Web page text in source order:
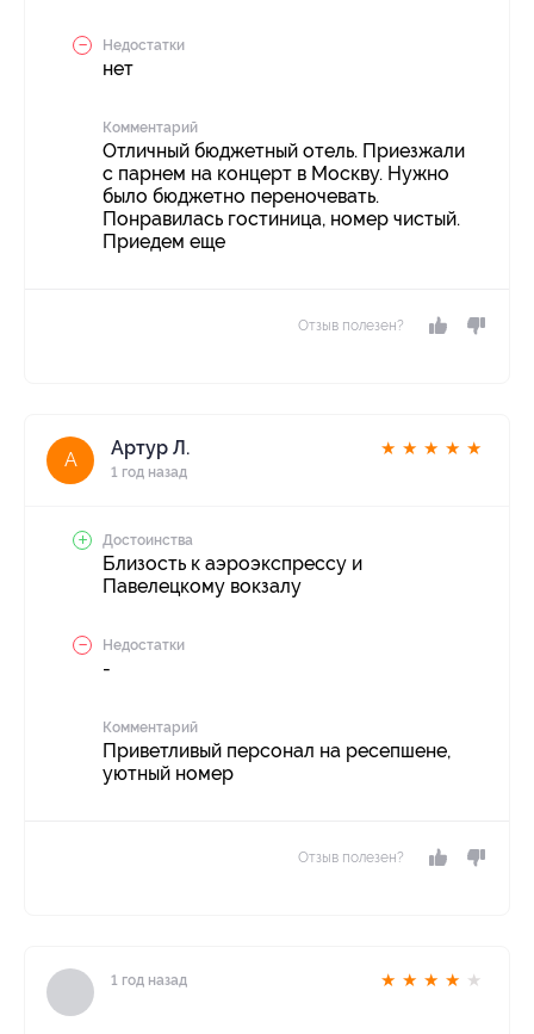
Недостатки
нет
Комментарий
Отличный бюджетный отель. Приезжали
с парнем на концерт в Москву. Нужно
было бюджетно переночевать.
Понравилась гостиница, номер чистый.
Приедем еще
Отзыв полезен?
А
Артур Л.
1 год назад
★ ★ ★ ★ ★
Достоинства
Близость к аэроэкспрессу и
Павелецкому вокзалу
Недостатки
-
Комментарий
Приветливый персонал на ресепшене,
уютный номер
Отзыв полезен?
1 год назад ★ ★ ★ ★ ★